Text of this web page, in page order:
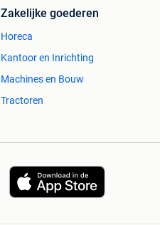
Zakelijke goederen
Horeca
Kantoor en Inrichting
Machines en Bouw
Tractoren